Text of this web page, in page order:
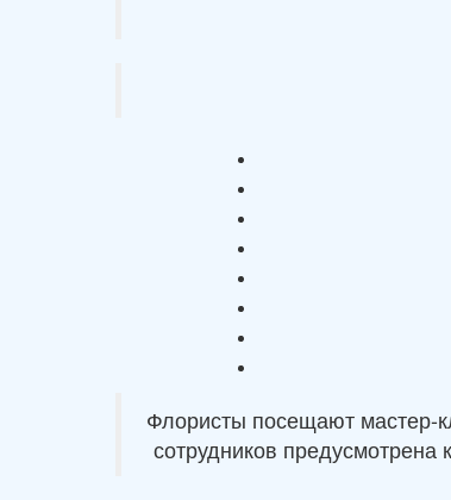
Флористы посещают мастер-
сотрудников предусмотрена